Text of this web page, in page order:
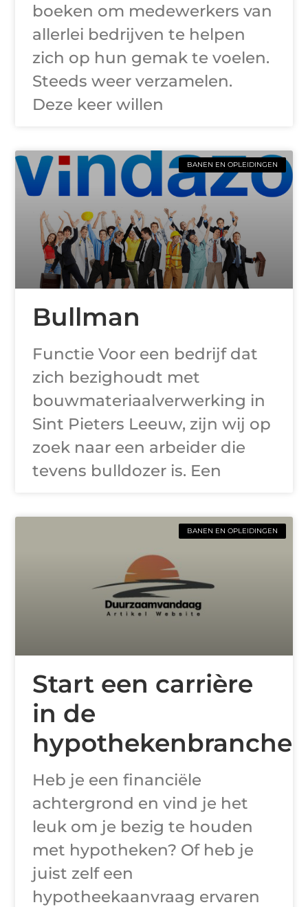
boeken om medewerkers van
allerlei bedrijven te helpen
zich op hun gemak te voelen.
Steeds weer verzamelen.
Deze keer willen
BANEN EN OPLEIDINGEN
Bullman
Functie Voor een bedrijf dat
zich bezighoudt met
bouwmateriaalverwerking in
Sint Pieters Leeuw, zijn wij op
zoek naar een arbeider die
tevens bulldozer is. Een
BANEN EN OPLEIDINGEN
Start een carrière
in de
hypothekenbranche
Heb je een financiële
achtergrond en vind je het
leuk om je bezig te houden
met hypotheken? Of heb je
juist zelf een
hypotheekaanvraag ervaren